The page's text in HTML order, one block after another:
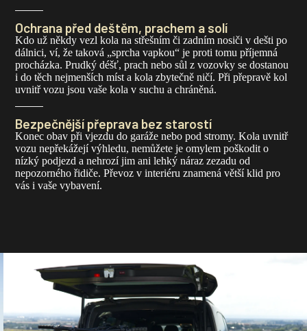
Ochrana před deštěm, prachem a solí
Kdo už někdy vezl kola na střešním či zadním nosiči v dešti po
dálnici, ví, že taková „sprcha vapkou“ je proti tomu příjemná
procházka. Prudký déšť, prach nebo sůl z vozovky se dostanou
i do těch nejmenších míst a kola zbytečně ničí. Při přepravě kol
uvnitř vozu jsou vaše kola v suchu a chráněná.
Bezpečnější přeprava bez starostí
Konec obav při vjezdu do garáže nebo pod stromy. Kola uvnitř
vozu nepřekážejí výhledu, nemůžete je omylem poškodit o
nízký podjezd a nehrozí jim ani lehký náraz zezadu od
nepozorného řidiče. Převoz v interiéru znamená větší klid pro
vás i vaše vybavení.